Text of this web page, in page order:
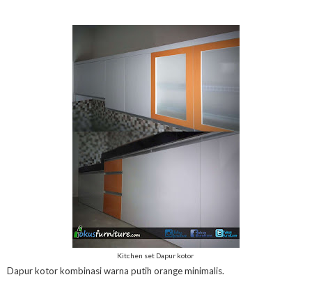
Kitchen set Dapur kotor
Dapur kotor kombinasi warna putih orange minimalis.